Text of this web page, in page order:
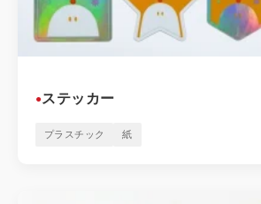
●ステッカー
プラスチック 紙